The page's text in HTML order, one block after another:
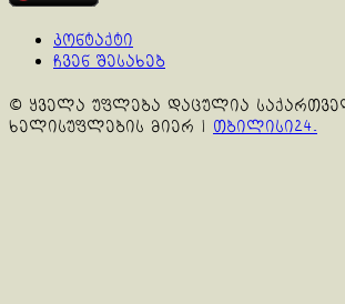
კონტაქტი
ჩვენ შესახებ
© ყველა უფლება დაცულია
ხელისუფლების მიერ | თბილისი24.